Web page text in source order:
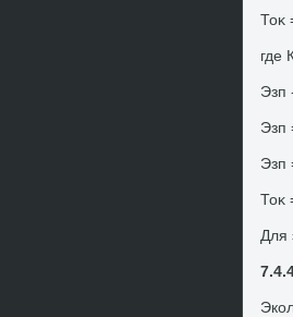
Тоκ
где
Эзп
Эзп
Эзп
Тоκ
Для